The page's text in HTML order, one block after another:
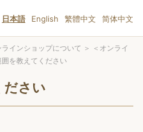
日本語 English 繁體中文 简体中文
ラインショップについて ＞ ＜オンライ
囲を教えてください
ださい